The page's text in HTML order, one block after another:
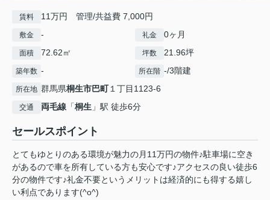
賃料 11万円 管理/共益費 7,000円
敷金 - 礼金 0ヶ月
面積 72.62㎡ 坪数 21.96坪
築年数 - 所在階 -/3階建
所在地 群馬県桐生市巴町１丁目1123-6
交通 両毛線 「桐生 」駅 徒歩6分
セールスポイント
とてもゆとりのある環境が魅力の月11万円の物件♪駐車場に空き
があるので車を所有している方も安心です♪アクセスの良い徒歩6
分の物件です♪礼金不要というメリットは経済的にも得する嬉し
い利点であります(^o^)